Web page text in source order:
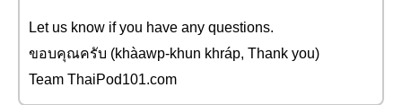
Let us know if you have any questions.
ขอบคุณครับ (khàawp-khun khráp, Thank you)
Team ThaiPod101.com